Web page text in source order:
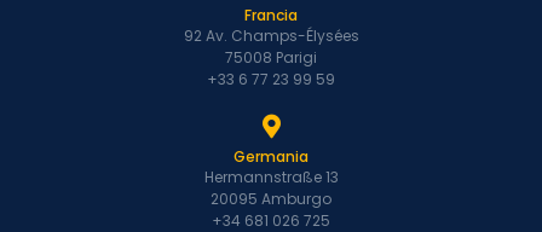
Francia
92 Av. Champs-Élysées
75008 Parigi
+33 6 77 23 99 59
Germania
Hermannstraße 13
20095 Amburgo
+34 681 026 725